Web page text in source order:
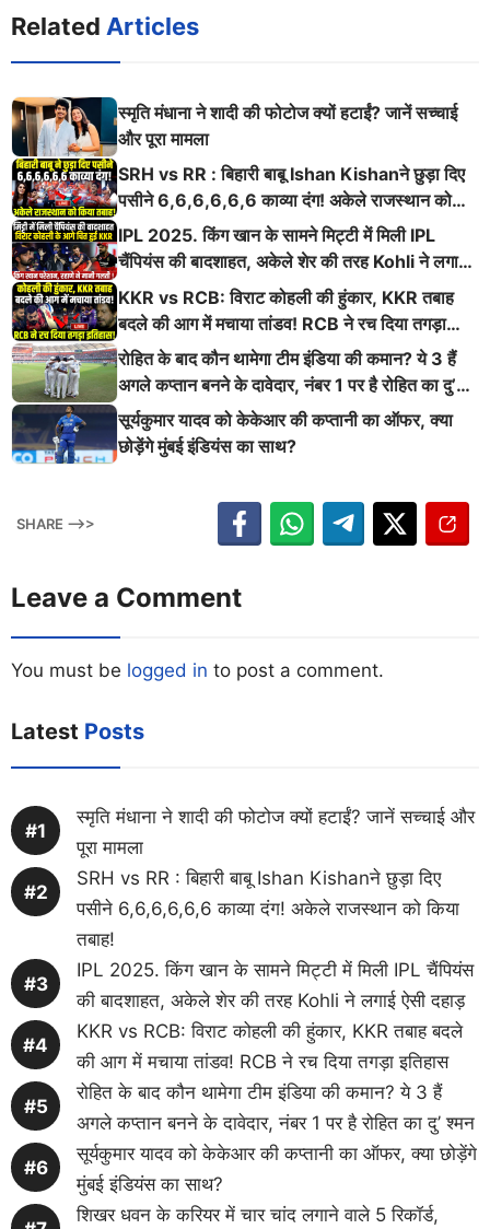
Related Articles
स्मृति मंधाना ने शादी की फोटोज क्यों हटाईं? जानें सच्चाई
और पूरा मामला
SRH vs RR : बिहारी बाबू Ishan Kishanने छुड़ा दिए
पसीने 6,6,6,6,6,6 काव्या दंग! अकेले राजस्थान को
किया तबाह!
IPL 2025. किंग खान के सामने मिट्टी में मिली IPL
चैंपियंस की बादशाहत, अकेले शेर की तरह Kohli ने लगाई
ऐसी दहाड़
KKR vs RCB: विराट कोहली की हुंकार, KKR तबाह
बदले की आग में मचाया तांडव! RCB ने रच दिया तगड़ा
इतिहास
रोहित के बाद कौन थामेगा टीम इंडिया की कमान? ये 3 हैं
अगले कप्तान बनने के दावेदार, नंबर 1 पर है रोहित का दु’
श्मन
सूर्यकुमार यादव को केकेआर की कप्तानी का ऑफर, क्या
छोड़ेंगे मुंबई इंडियंस का साथ?
SHARE -->>
Leave a Comment
You must be logged in to post a comment.
Latest Posts
स्मृति मंधाना ने शादी की फोटोज क्यों हटाईं? जानें सच्चाई और
पूरा मामला
SRH vs RR : बिहारी बाबू Ishan Kishanने छुड़ा दिए
पसीने 6,6,6,6,6,6 काव्या दंग! अकेले राजस्थान को किया
तबाह!
IPL 2025. किंग खान के सामने मिट्टी में मिली IPL चैंपियंस
की बादशाहत, अकेले शेर की तरह Kohli ने लगाई ऐसी दहाड़
KKR vs RCB: विराट कोहली की हुंकार, KKR तबाह बदले
की आग में मचाया तांडव! RCB ने रच दिया तगड़ा इतिहास
रोहित के बाद कौन थामेगा टीम इंडिया की कमान? ये 3 हैं
अगले कप्तान बनने के दावेदार, नंबर 1 पर है रोहित का दु’ श्मन
सूर्यकुमार यादव को केकेआर की कप्तानी का ऑफर, क्या छोड़ेंगे
मुंबई इंडियंस का साथ?
शिखर धवन के करियर में चार चांद लगाने वाले 5 रिकॉर्ड,